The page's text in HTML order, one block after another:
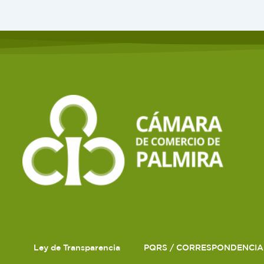
Ley de Transparencia PQRS / CORRESPONDENCIA